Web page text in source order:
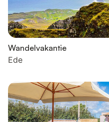
Wandelvakantie
Ede